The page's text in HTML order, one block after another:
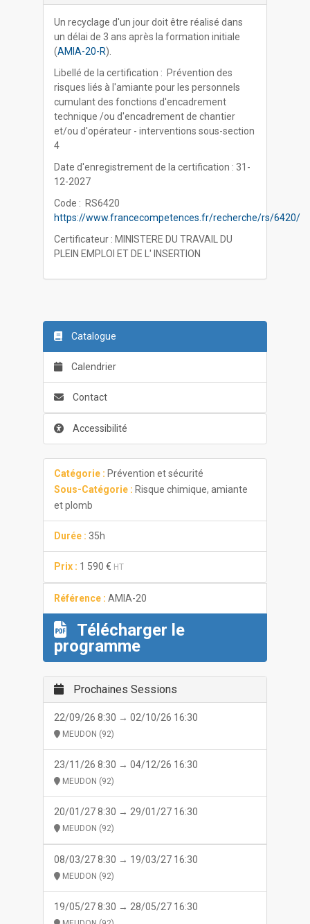
Un recyclage d'un jour doit être réalisé dans
un délai de 3 ans après la formation initiale
(AMIA-20-R).
Libellé de la certification : Prévention des
risques liés à l'amiante pour les personnels
cumulant des fonctions d'encadrement
technique /ou d'encadrement de chantier
et/ou d'opérateur - interventions sous-section
4
Date d'enregistrement de la certification : 31-
12-2027
Code : RS6420
https://www.francecompetences.fr/recherche/rs/6420/
Certificateur : MINISTERE DU TRAVAIL DU
PLEIN EMPLOI ET DE L' INSERTION
Catalogue
Calendrier
Contact
Accessibilité
Catégorie : Prévention et sécurité
Sous-Catégorie : Risque chimique, amiante
et plomb
Durée : 35h
Prix : 1 590 € HT
Référence : AMIA-20
Télécharger le
programme
Prochaines Sessions
22/09/26 8:30 → 02/10/26 16:30
MEUDON (92)
23/11/26 8:30 → 04/12/26 16:30
MEUDON (92)
20/01/27 8:30 → 29/01/27 16:30
MEUDON (92)
08/03/27 8:30 → 19/03/27 16:30
MEUDON (92)
19/05/27 8:30 → 28/05/27 16:30